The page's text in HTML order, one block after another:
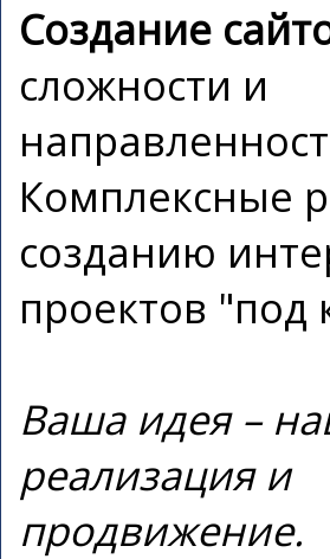
Создание
сложности и
Комплексные
созданию
проектов "под
Ваша идея –
реализация и
продвижение.